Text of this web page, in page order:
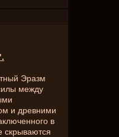
Эразм
между
и древними
в
скрываются